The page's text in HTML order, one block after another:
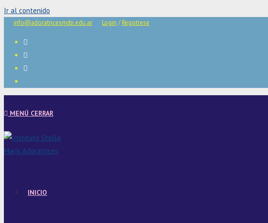
Ir al contenido
info@adoratricesmdp.edu.ar Login / Registrese
MENÚ CERRAR
INICIO